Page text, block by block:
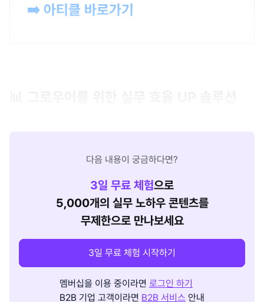
➡️ 아티클 바로가기
다음 내용이 궁금하다면?
3일 무료 체험으로
5,000개의 실무 노하우 콘텐츠를
무제한으로 만나보세요
3일 무료 체험 시작하기
멤버십을 이용 중이라면 로그인 하기
B2B 기업 고객이라면 B2B 서비스 안내